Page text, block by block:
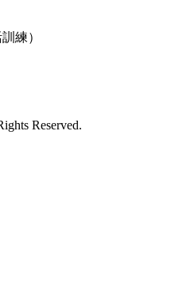
練）
Reserved.